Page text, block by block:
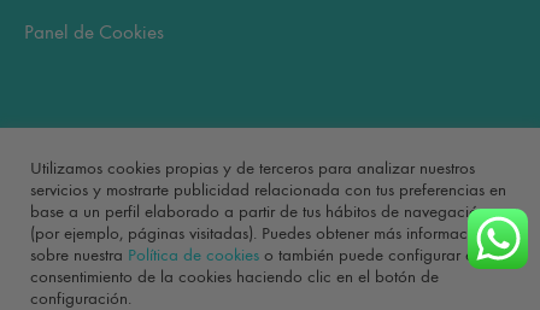
Panel de Cookies
No hay productos en el carrito.
Utilizamos cookies propias y de terceros para analizar nuestros
servicios y mostrarte publicidad relacionada con tus preferencias en
base a un perfil elaborado a partir de tus hábitos de navegación
(por ejemplo, páginas visitadas). Puedes obtener más información
sobre nuestra Política de cookies o también puede configurar el
consentimiento de la cookies haciendo clic en el botón de
configuración.